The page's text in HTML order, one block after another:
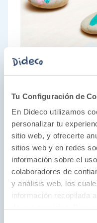
Tu Configuración de
En Dideco utilizamos
personalizar tu
sitio web, y ofrecerte
sitios web y en redes
información sobre el
colaboradores de
y análisis web, los
información recopilada
La aventura
Janod fue creada
acompañar a los
desarrollo sin